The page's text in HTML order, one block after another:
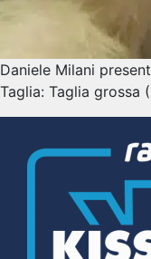
Daniele Milani
Taglia: Taglia grossa